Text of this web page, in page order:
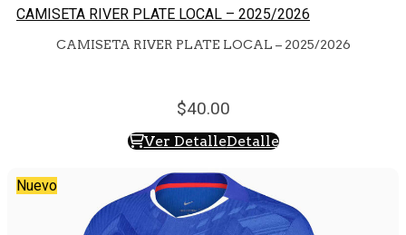
CAMISETA RIVER PLATE LOCAL – 2025/2026
CAMISETA RIVER PLATE LOCAL – 2025/2026
40.00
Ver DetalleDetalle
Nuevo